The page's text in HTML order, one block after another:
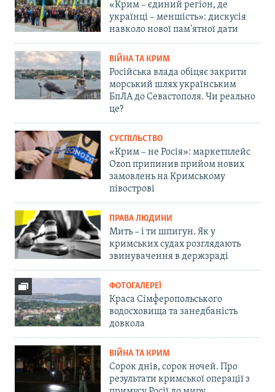
«Крим – єдиний регіон, де
українці – меншість»: дискусія
навколо нової пам'ятної дати
ВІЙНА ТА КРИМ
Російська влада обіцяє закрити
морський шлях українським
БпЛА до Севастополя. Чи реально
це?
СУСПІЛЬСТВО
«Крим – не Росія»: маркетплейс
Ozon припинив прийом нових
замовлень на Кримському
півострові
ПРАВА ЛЮДИНИ
Мить – і ти шпигун. Як у
кримських судах розглядають
звинувачення в держзраді
ФОТОГАЛЕРЕЇ
Краса Сімферопольського
водосховища та занедбаність
довкола
ВІЙНА ТА КРИМ
Сорок днів, сорок ночей. Про
результати кримської операції з